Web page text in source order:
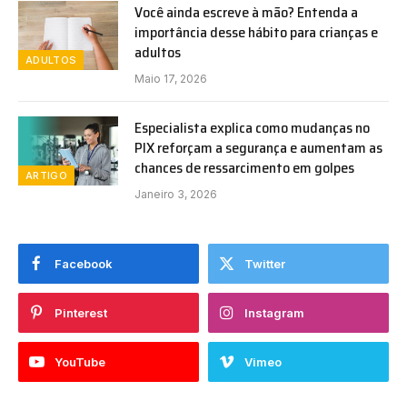
ADULTOS
Você ainda escreve à mão? Entenda a
importância desse hábito para crianças e
adultos
Maio 17, 2026
ARTIGO
Especialista explica como mudanças no
PIX reforçam a segurança e aumentam as
chances de ressarcimento em golpes
Janeiro 3, 2026
Facebook Twitter
Pinterest Instagram
YouTube Vimeo